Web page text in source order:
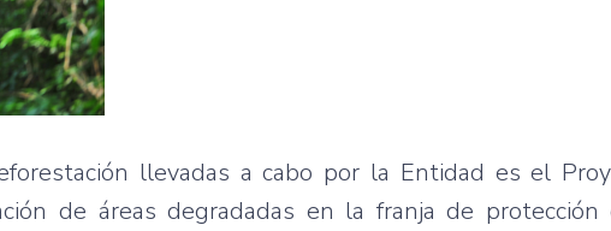
llevadas a cabo por la Entidad es el
de áreas degradadas en la franja de protección